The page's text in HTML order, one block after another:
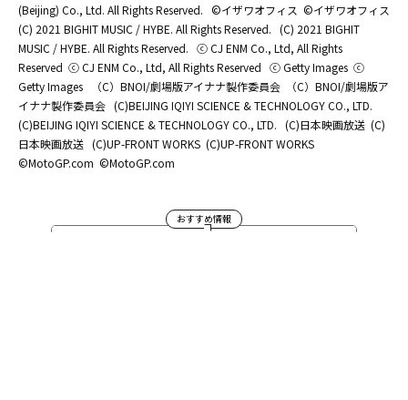
(Beijing) Co., Ltd. All Rights Reserved. ©イザワオフィス ©イザワオフィス
(C) 2021 BIGHIT MUSIC / HYBE. All Rights Reserved. (C) 2021 BIGHIT
MUSIC / HYBE. All Rights Reserved. ⓒ CJ ENM Co., Ltd, All Rights
Reserved ⓒ CJ ENM Co., Ltd, All Rights Reserved ⓒ Getty Images ⓒ
Getty Images
（C）BNOI/劇場版アイナナ製作委員会
（C）BNOI/劇場版ア
イナナ製作委員会 (C)BEIJING IQIYI SCIENCE & TECHNOLOGY CO., LTD.
(C)BEIJING IQIYI SCIENCE & TECHNOLOGY CO., LTD. (C)日本映画放送 (C)
日本映画放送 (C)UP-FRONT WORKS (C)UP-FRONT WORKS
©MotoGP.com ©MotoGP.com
おすすめ情報